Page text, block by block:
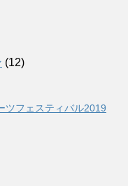
(12)
フェスティバル2019